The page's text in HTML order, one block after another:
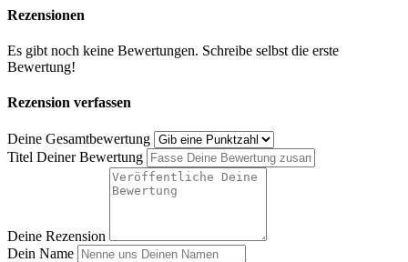
Rezensionen
Es gibt noch keine Bewertungen. Schreibe selbst die erste
Bewertung!
Rezension verfassen
Deine Gesamtbewertung
Titel Deiner Bewertung
Deine Rezension
Dein Name